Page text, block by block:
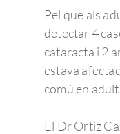
Pel que als
detectar 4
cataracta i 2
estava
comú en
El Dr Ortiz